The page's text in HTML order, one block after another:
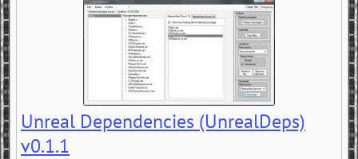
Unreal Dependencies (UnrealDeps)
v0.1.1